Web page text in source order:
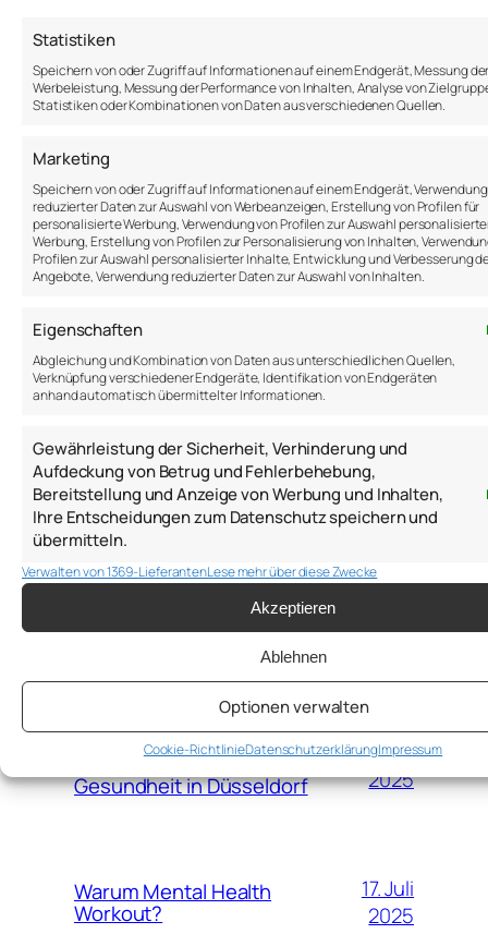
Statistiken
Speichern von oder Zugriff auf Informationen auf einem Endgerät, Messung
Werbeleistung, Messung der Performance von Inhalten, Analyse von
Statistiken oder Kombinationen von Daten aus verschiedenen Quellen.
Marketing
Speichern von oder Zugriff auf Informationen auf einem Endgerät, Verwendung
reduzierter Daten zur Auswahl von Werbeanzeigen, Erstellung von Profilen für
personalisierte Werbung, Verwendung von Profilen zur Auswahl
Werbung, Erstellung von Profilen zur Personalisierung von Inhalten,
Profilen zur Auswahl personalisierter Inhalte, Entwicklung und Verbesserung
Angebote, Verwendung reduzierter Daten zur Auswahl von Inhalten.
Eigenschaften
Abgleichung und Kombination von Daten aus unterschiedlichen Quellen,
Verknüpfung verschiedener Endgeräte, Identifikation von Endgeräten
anhand automatisch übermittelter Informationen.
Gewährleistung der Sicherheit, Verhinderung und
Aufdeckung von Betrug und Fehlerbehebung,
Bereitstellung und Anzeige von Werbung und Inhalten,
Ihre Entscheidungen zum Datenschutz speichern und
übermitteln.
Verwalten von 1369-LieferantenLese mehr über diese Zwecke
Akzeptieren
Ablehnen
Optionen verwalten
Cookie-RichtlinieDatenschutzerklärungImpressum
← Formel für mehr Leistung
im Sport
Lust zu lernen
→
WEITERE BEITRÄGE
Psychologie,
Personalentwicklung,
psychologische Beratung –
Hilfreiche Gedanken, Ideen,
Jahres 2025 von Anton
Samsonov
6.
Mental Health Workout –
Trainiere deine mentale
Gesundheit wie Muskeln
September
Mental Health Workout
gestartet: Ein neuer Weg
zu mehr mentaler
Gesundheit in Düsseldorf
3.
September
2025
Warum Mental Health
Workout?
17. Juli
2025